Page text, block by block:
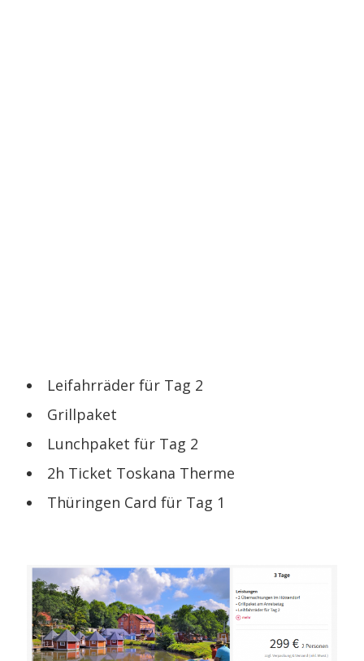
Leifahrräder für Tag 2
Grillpaket
Lunchpaket für Tag 2
2h Ticket Toskana Therme
Thüringen Card für Tag 1